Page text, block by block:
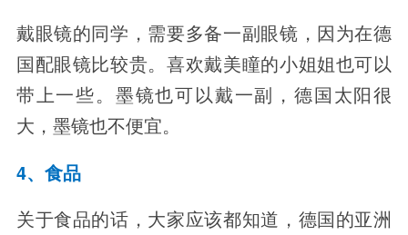
戴眼镜的同学，需要多备一副眼镜，因为在德
国配眼镜比较贵。喜欢戴美瞳的小姐姐也可以
带上一些。墨镜也可以戴一副，德国太阳很
大，墨镜也不便宜。
4、食品
关于食品的话，大家应该都知道，德国的亚洲